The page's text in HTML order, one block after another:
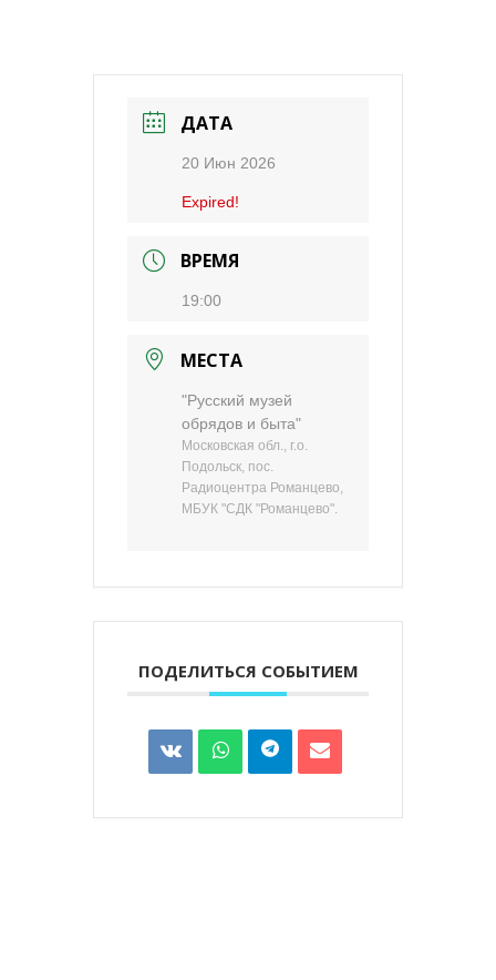
ДАТА
20 Июн 2026
Expired!
ВРЕМЯ
19:00
МЕСТА
"Русский музей
обрядов и быта"
Московская обл., г.о.
Подольск, пос.
Радиоцентра Романцево,
МБУК "СДК "Романцево".
ПОДЕЛИТЬСЯ СОБЫТИЕМ